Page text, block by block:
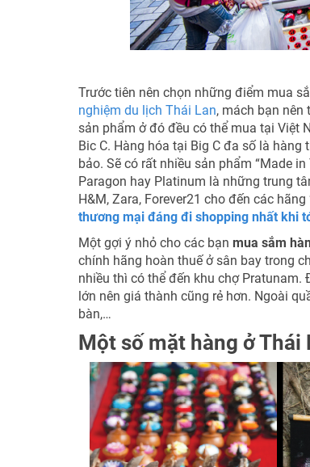
Trước tiên nên chọn những điểm mua
nghiệm du lịch Thái Lan, mách bạn
sản phẩm ở đó đều có thể mua tại Việt
Bic C. Hàng hóa tại Big C đa số là
bảo. Sẽ có rất nhiều sản phẩm “Made
Paragon hay Platinum là những trung
H&M, Zara, Forever21 cho đến các
thương mại đáng đi shopping nhất khi
Một gợi ý nhỏ cho các bạn mua sắm
chính hãng hoàn thuế ở sân bay trong
nhiều thì có thể đến khu chợ
lớn nên giá thành cũng rẻ hơn. Ngoài
bàn,…
Một số mặt hàng ở Thái